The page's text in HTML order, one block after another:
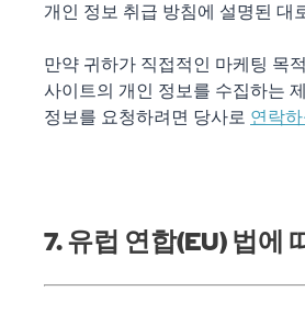
개인 정보 취급 방침에 설명된 대
만약 귀하가 직접적인 마케팅 목
사이트의 개인 정보를 수집하는
정보를 요청하려면 당사로 연락
7. 유럽 연합(EU) 법에